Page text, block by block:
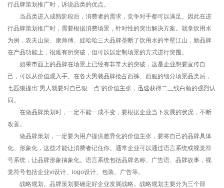
行品牌策划推广时，诉说品类的优点。
当品类进入成熟阶段后，消费者的需求，竞争对手都可以满足。因此在进
行品牌策划推广时，需要根据消费场景，针对性的突出解决方案。就拿饮用水
为例，农夫山泉、康师傅、娃哈哈三大品牌垄断了饮用水的半壁江山，新品牌
在产品功能上，很难有所突破，但可以以定制场景的方式进行突围。
如果市面上的品牌在场景上已经有非常大的突破，这是企业想要宣传自
己，可以从价值观入手。在各大男装品牌抢占西裤、西服的细分场景品类后，
七匹狼提出“男人就要对自己狠一点”的价值主张，迅速获得二三线白领的强烈认
同。
在做品牌策划时，一定不能一成不变，要根据企业当下发展的状况，不断
改善。
做品牌策划，一定要为用户提供差异化的价值主张，要将自己的品牌具体
化、形象化，这些才能让消费者记住你。通常企业可以通过语言系统或视觉符
号系统，让品牌形象抽象化。语言系统包括品牌名称、广告语、品牌故事，视
觉符号包括企业vi设计、logo设计、包装、广告等。
战略规划。品牌策划要确定好企业发展战略。战略规划主要分为三个部